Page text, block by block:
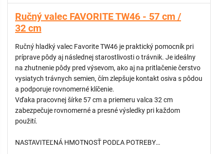
.
.
Neškodí pneumatikám ani diskom.
NÁVOD NA POUŽITIE:
Postup je rovnaký pri existujúcom defekte aj pri preventívnej
aplikácii:
Ručný valec FAVORITE TW46 - 57 cm /
32 cm
Ručný hladký valec Favorite TW46 je praktický pomocník pri
príprave pôdy aj následnej starostlivosti o trávnik. Je ideálny
na zhutnenie pôdy pred výsevom, ako aj na pritlačenie čerstvo
vysiatych trávnych semien, čím zlepšuje kontakt osiva s pôdou
a podporuje rovnomerné klíčenie.
Vďaka pracovnej šírke 57 cm a priemeru valca 32 cm
zabezpečuje rovnomerné a presné výsledky pri každom
použití.
NASTAVITEĽNÁ HMOTNOSŤ PODĽA POTREBY